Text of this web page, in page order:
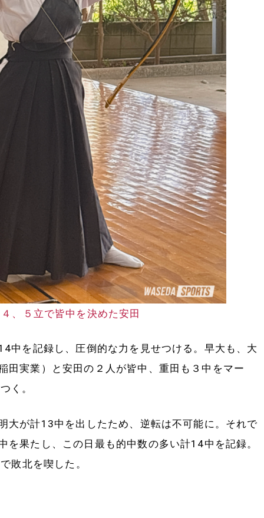
、５立で皆中を決めた安田
を記録し、圧倒的な力を見せつける。早大も、大
田実業）と安田の２人が皆中、重田も３中をマー
く。
が計13中を出したため、逆転は不可能に。それで
を果たし、この日最も的中数の多い計14中を記録。
敗北を喫した。